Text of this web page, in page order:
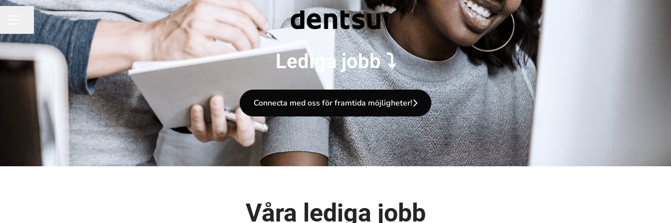
KARRIÄRMENY
Dela sidan
Lediga jobb ⤵
Connecta med oss för framtida möjligheter!
Våra lediga jobb